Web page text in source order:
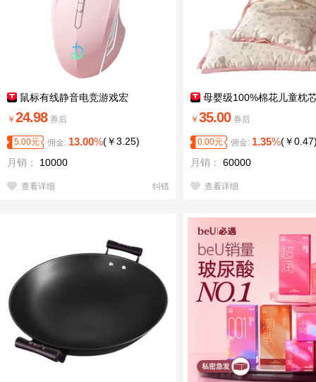
鼠标有线静音电竞游戏宏
￥ 24.98 券后
5.00元 佣金: 13.00%(￥3.25)
月销：
10000
查看详细 纠错
母婴级100%棉花儿童枕
￥ 35.00 券后
0.00元 佣金: 1.35%(￥0.47
月销：
60000
查看详细